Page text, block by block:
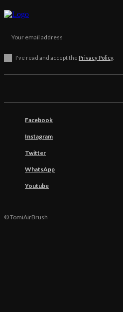
I've read and accept the Privacy Policy.
Facebook
Instagram
Twitter
WhatsApp
Youtube
© TomiAirBrush